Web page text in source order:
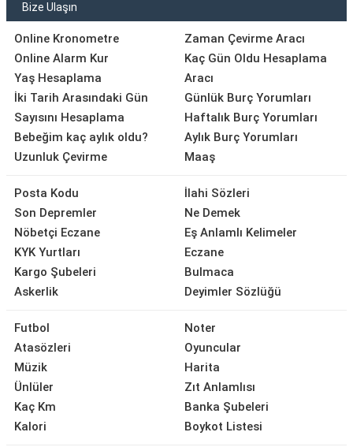
Bize Ulaşın
Online Kronometre
Online Alarm Kur
Yaş Hesaplama
İki Tarih Arasındaki Gün
Sayısını Hesaplama
Bebeğim kaç aylık oldu?
Uzunluk Çevirme
Zaman Çevirme Aracı
Kaç Gün Oldu Hesaplama
Aracı
Günlük Burç Yorumları
Haftalık Burç Yorumları
Aylık Burç Yorumları
Maaş
Posta Kodu
Son Depremler
Nöbetçi Eczane
KYK Yurtları
Kargo Şubeleri
Askerlik
İlahi Sözleri
Ne Demek
Eş Anlamlı Kelimeler
Eczane
Bulmaca
Deyimler Sözlüğü
Futbol
Atasözleri
Müzik
Ünlüler
Kaç Km
Kalori
Noter
Oyuncular
Harita
Zıt Anlamlısı
Banka Şubeleri
Boykot Listesi